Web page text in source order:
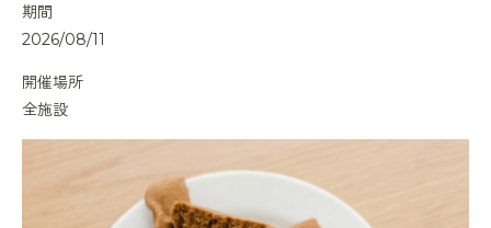
期間
2026/08/11
開催場所
全施設